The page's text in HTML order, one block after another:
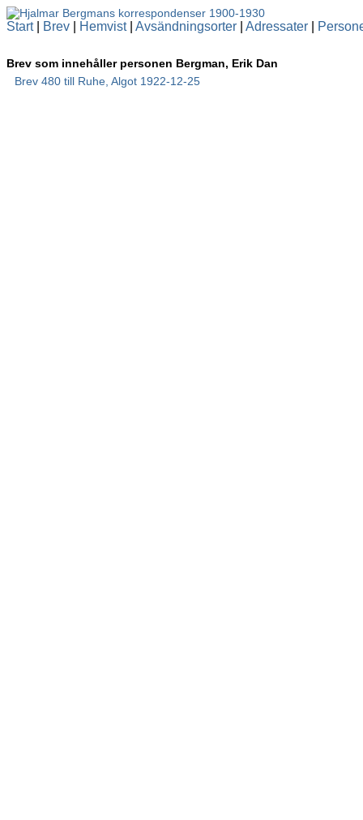
Start| Brev Hemvist| Avsändningsorter Adressater
Brev som innehåller personen Bergman, Erik Dan
Brev 480 till Ruhe, Algot 1922-12-25